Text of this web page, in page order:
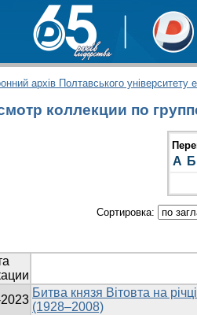
архів Полтавського університету
коллекции по
А Б
Сортировка:
Битва князя Вітовта на
(1928–2008)